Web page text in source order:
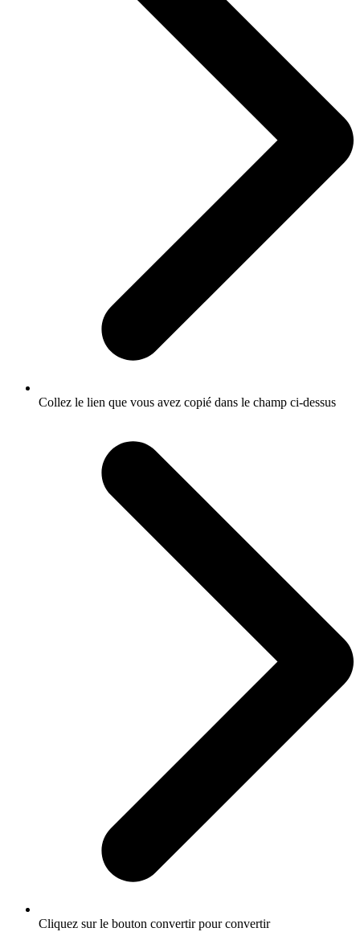
Collez le lien que vous avez copié dans le champ ci-dessus
Cliquez sur le bouton convertir pour convertir